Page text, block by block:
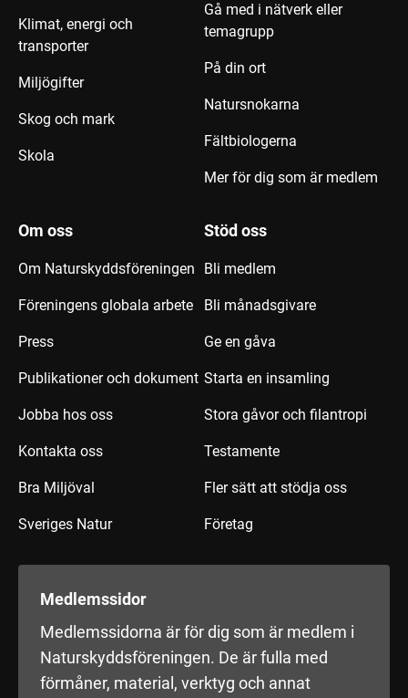
Klimat, energi och
transporter
Miljögifter
Skog och mark
Skola
Gå med i nätverk eller
temagrupp
På din ort
Natursnokarna
Fältbiologerna
Mer för dig som är medlem
Om oss
Om Naturskyddsföreningen
Föreningens globala arbete
Press
Publikationer och dokument
Jobba hos oss
Kontakta oss
Bra Miljöval
Sveriges Natur
Stöd oss
Bli medlem
Bli månadsgivare
Ge en gåva
Starta en insamling
Stora gåvor och filantropi
Testamente
Fler sätt att stödja oss
Företag
Medlemssidor
Medlemssidorna är för dig som är medlem i
Naturskyddsföreningen. De är fulla med
förmåner, material, verktyg och annat